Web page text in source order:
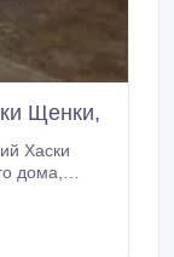
Щенки,
Хаски
дома,